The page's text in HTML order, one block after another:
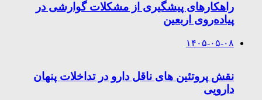
راهکارهای پیشگیری از مشکلات گوارشی در
پیاده‌روی اربعین
۱۴۰۵-۰۵-۰۸
نقش پروتئین های ناقل دارو در تداخلات پنهان
دارویی